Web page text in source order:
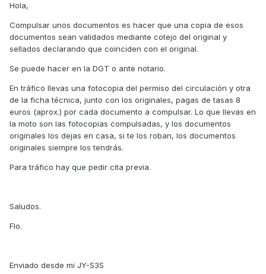
Hola,
Compulsar unos documentos es hacer que una copia de esos
documentos sean validados mediante cotejo del original y
sellados declarando que coinciden con el original.
Se puede hacer en la DGT o ante notario.
En tráfico llevas una fotocopia del permiso del circulación y otra
de la ficha técnica, junto con los originales, pagas de tasas 8
euros (aprox.) por cada documento a compulsar. Lo que llevas en
la moto son las fotocopias compulsadas, y los documentos
originales los dejas en casa, si te los roban, los documentos
originales siempre los tendrás.
Para tráfico hay que pedir cita previa.
Saludos.
Flo.
Enviado desde mi JY-S3S